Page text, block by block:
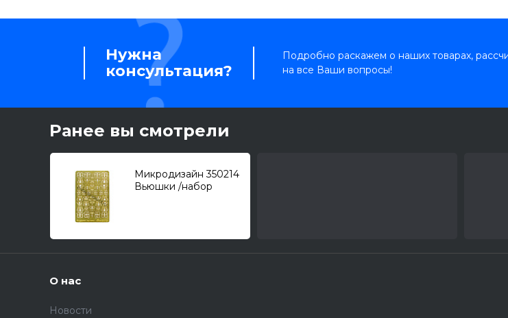
Нужна
консультация?
Подробно раскажем о наших товарах,
на все Ваши вопросы!
Ранее вы смотрели
Микродизайн 350214
Вьюшки /набор
О нас
Новости